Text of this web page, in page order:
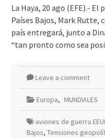
La Haya, 20 ago (EFE).-
Países Bajos, Mark Rutte,
país entregará, junto a
“tan pronto como sea
Leave a comment
Europa, MUNDIALES
aviones de guerra
Bajos, Tensiones